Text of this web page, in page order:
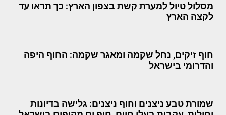
מסלול טיול למערת קשת בצפון הארץ: כך תראו עד
לקצה הארץ
חוף זיקים, נחל שקמה ומאגר שקמה: החוף היפה
והדרומי בישראל
שמורת טבע ניצנים וחוף ניצנים: גלישה בדיונות